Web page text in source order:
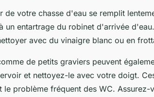
de votre chasse d'eau se remplit
un entartrage du robinet d'arrivée
avec du vinaigre blanc ou en
de petits graviers peuvent
et nettoyez-le avec votre doigt.
le problème fréquent des WC.